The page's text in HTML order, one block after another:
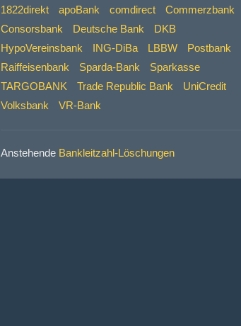
1822direkt apoBank comdirect
Commerzbank
Consorsbank
Deutsche Bank
DKB
HypoVereinsbank
ING-DiBa LBBW
Postbank
Raiffeisenbank
Sparda-Bank
Sparkasse
TARGOBANK
Trade Republic Bank
UniCredit
Volksbank
VR-Bank
Anstehende Bankleitzahl-Löschungen